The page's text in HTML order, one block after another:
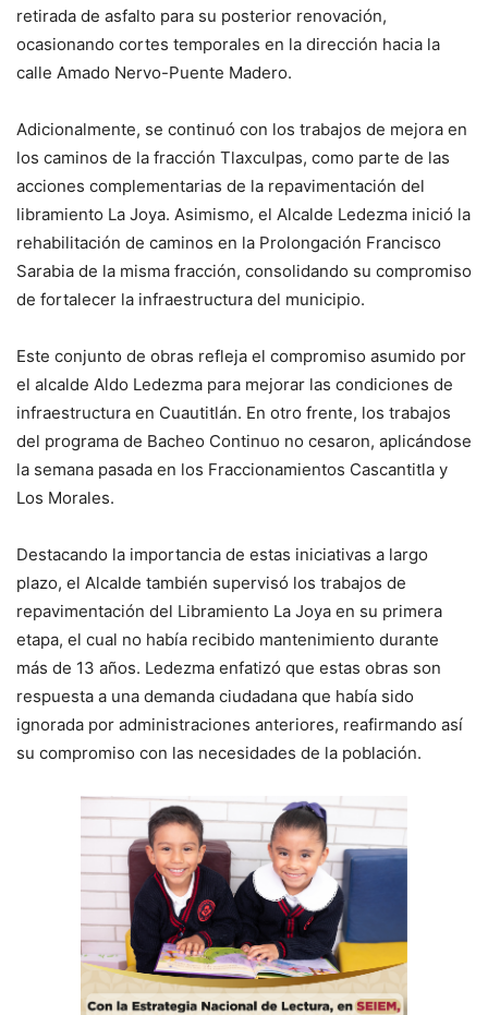
retirada de asfalto para su posterior renovación,
ocasionando cortes temporales en la dirección hacia la
calle Amado Nervo-Puente Madero.
Adicionalmente, se continuó con los trabajos de mejora en
los caminos de la fracción Tlaxculpas, como parte de las
acciones complementarias de la repavimentación del
libramiento La Joya. Asimismo, el Alcalde Ledezma inició la
rehabilitación de caminos en la Prolongación Francisco
Sarabia de la misma fracción, consolidando su compromiso
de fortalecer la infraestructura del municipio.
Este conjunto de obras refleja el compromiso asumido por
el alcalde Aldo Ledezma para mejorar las condiciones de
infraestructura en Cuautitlán. En otro frente, los trabajos
del programa de Bacheo Continuo no cesaron, aplicándose
la semana pasada en los Fraccionamientos Cascantitla y
Los Morales.
Destacando la importancia de estas iniciativas a largo
plazo, el Alcalde también supervisó los trabajos de
repavimentación del Libramiento La Joya en su primera
etapa, el cual no había recibido mantenimiento durante
más de 13 años. Ledezma enfatizó que estas obras son
respuesta a una demanda ciudadana que había sido
ignorada por administraciones anteriores, reafirmando así
su compromiso con las necesidades de la población.